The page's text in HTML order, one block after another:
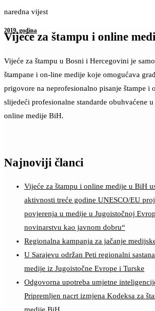
naredna vijest
2019. godina
Vijeće za štampu i online
Vijeće za štampu u Bosni i Hercegovini je
štampane i on-line medije koje omogućava
prigovore na neprofesionalno pisanje štampe i
slijedeći profesionalne standarde obuhvaćene
online medije BiH.
Najnoviji članci
Vijeće za štampu i online medije u BiH
aktivnosti treće godine UNESCO/EU
povjerenja u medije u Jugoistočnoj
novinarstvu kao javnom dobru“
Regionalna kampanja za jačanje
U Sarajevu održan Peti regionalni
medije iz Jugoistočne Evrope i Turske
Odgovorna upotreba umjetne
Pripremljen nacrt izmjena Kodeksa za